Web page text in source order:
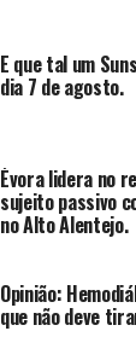
E que tal um
dia 7 de agosto.
Évora lidera no
sujeito passivo
no Alto Alentejo.
Opinião:
que não deve